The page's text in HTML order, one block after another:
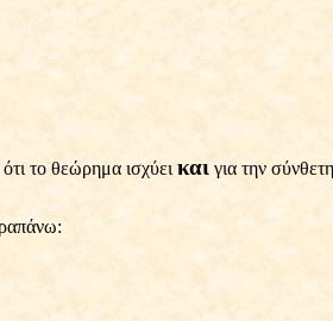
το θεώρημα ισχύει και για την